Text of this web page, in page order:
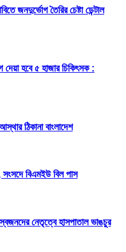
জনদুর্ভোগ তৈরির চেষ্টা ডেন্টাল
দেয়া হবে ৫ হাজার চিকিৎসক :
ঠিকানা বাংলাদেশ
সংসদে বিএমইউ বিল পাস
নেতৃত্বে হাসপাতাল ভাঙচুর